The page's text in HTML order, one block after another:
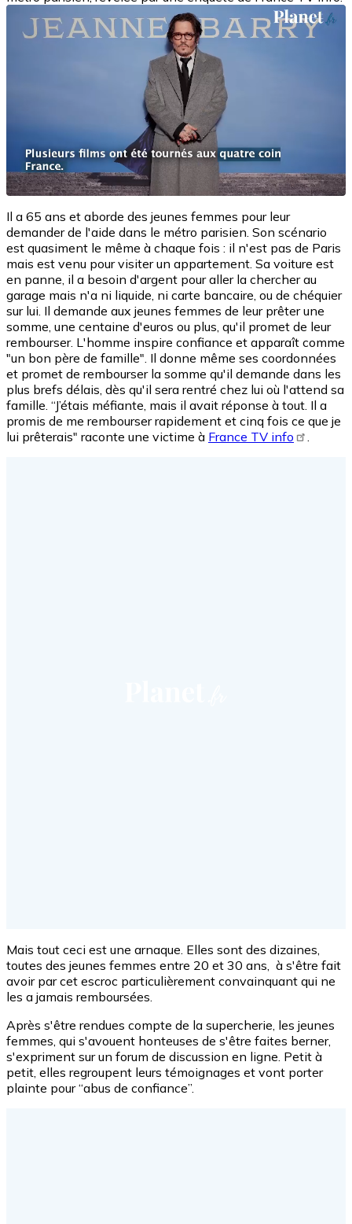
Il a 65 ans et aborde des jeunes femmes pour leur
demander de l'aide dans le métro parisien. Son scénario
est quasiment le même à chaque fois : il n'est pas de Paris
mais est venu pour visiter un appartement. Sa voiture est
en panne, il a besoin d'argent pour aller la chercher au
garage mais n'a ni liquide, ni carte bancaire, ou de chéquier
sur lui. Il demande aux jeunes femmes de leur prêter une
somme, une centaine d'euros ou plus, qu'il promet de leur
rembourser. L'homme inspire confiance et apparaît comme
"un bon père de famille". Il donne même ses coordonnées
et promet de rembourser la somme qu'il demande dans les
plus brefs délais, dès qu'il sera rentré chez lui où l'attend sa
famille. “J’étais méfiante, mais il avait réponse à tout. Il a
promis de me rembourser rapidement et cinq fois ce que je
lui prêterais" raconte une victime à France TV info
Mais tout ceci est une arnaque. Elles sont des dizaines,
toutes des jeunes femmes entre 20 et 30 ans, à s'être fait
avoir par cet escroc particulièrement convainquant qui ne
les a jamais remboursées.
Après s'être rendues compte de la supercherie, les jeunes
femmes, qui s'avouent honteuses de s'être faites berner,
s'expriment sur un forum de discussion en ligne. Petit à
petit, elles regroupent leurs témoignages et vont porter
plainte pour “abus de confiance”.